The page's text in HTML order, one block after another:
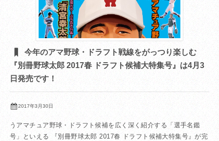
今年のアマ野球・ドラフト戦線をがっつり楽しむ
『別冊野球太郎 2017春 ドラフト候補大特集号』は4月3
日発売です！
2017年3月30日
うアマチュア野球・ドラフト候補を広く深く紹介する「選手名鑑
号」といえる 『別冊野球太郎 2017春 ドラフト候補大特集号』が完